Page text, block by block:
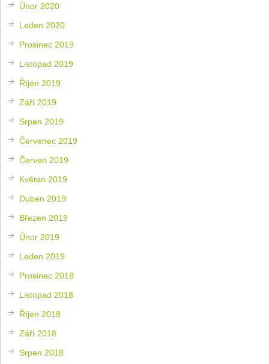
Únor 2020
Leden 2020
Prosinec 2019
Listopad 2019
Říjen 2019
Září 2019
Srpen 2019
Červenec 2019
Červen 2019
Květen 2019
Duben 2019
Březen 2019
Únor 2019
Leden 2019
Prosinec 2018
Listopad 2018
Říjen 2018
Září 2018
Srpen 2018